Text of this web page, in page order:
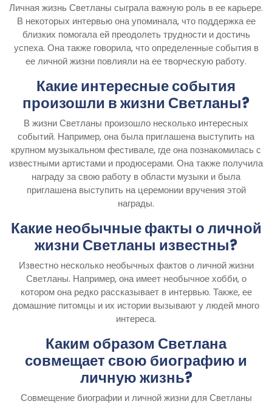
Личная жизнь Светланы сыграла важную роль в ее карьере.
В некоторых интервью она упоминала, что поддержка ее
близких помогала ей преодолеть трудности и достичь
успеха. Она также говорила, что определенные события в
ее личной жизни повлияли на ее творческую работу.
Какие интересные события
произошли в жизни Светланы?
В жизни Светланы произошло несколько интересных
событий. Например, она была приглашена выступить на
крупном музыкальном фестивале, где она познакомилась с
известными артистами и продюсерами. Она также получила
награду за свою работу в области музыки и была
приглашена выступить на церемонии вручения этой
награды.
Какие необычные факты о личной
жизни Светланы известны?
Известно несколько необычных фактов о личной жизни
Светланы. Например, она имеет необычное хобби, о
котором она редко рассказывает в интервью. Также, ее
домашние питомцы и их истории вызывают у людей много
интереса.
Каким образом Светлана
совмещает свою биографию и
личную жизнь?
Совмещение биографии и личной жизни для Светланы